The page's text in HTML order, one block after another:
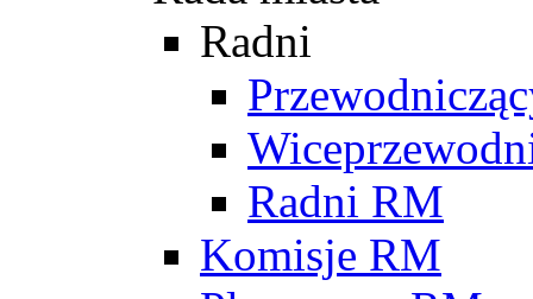
Radni
Radni RM
Komisje RM